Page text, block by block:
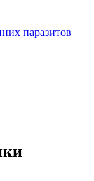
паразитов